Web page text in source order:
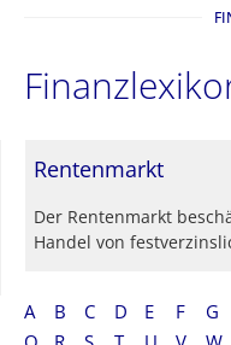
A B C D E F G
Rentenmarkt
Der Rentenmarkt
Handel von